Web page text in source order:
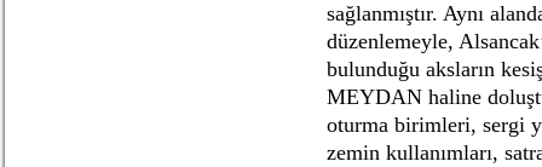
sağlanmıştır. Aynı
düzenlemeyle,
bulunduğu aksların
MEYDAN haline
oturma birimleri, sergi
zemin kullanımları,